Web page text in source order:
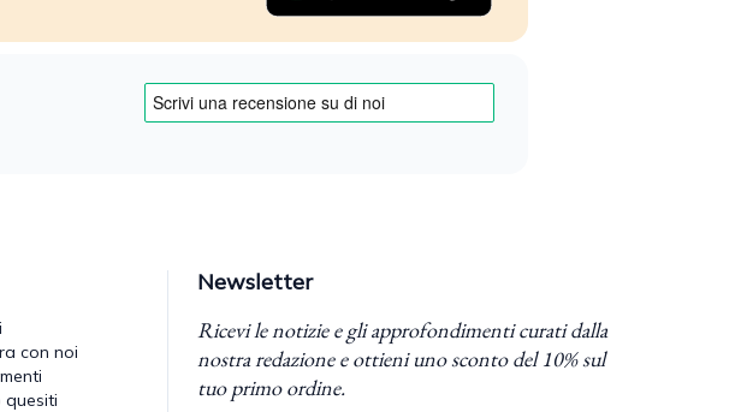
con noi
quesiti
Newsletter
Ricevi le notizie e gli approfondimenti curati dalla
nostra redazione e ottieni uno sconto del 10% sul
tuo primo ordine.